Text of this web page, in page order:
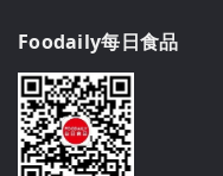
Foodaily每日食品